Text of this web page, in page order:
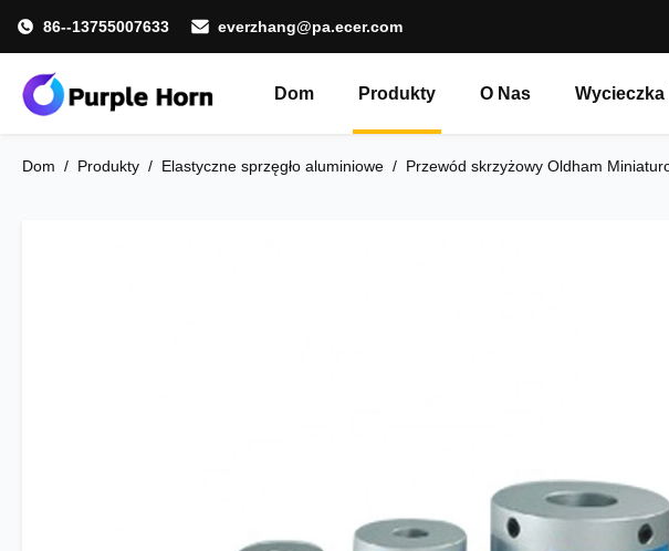
86--13755007633 everzhang@pa.ecer.com
Dom Produkty O Nas
Dom / Produkty / Elastyczne sprzęgło aluminiowe / Przewód skrzyżowy Oldham